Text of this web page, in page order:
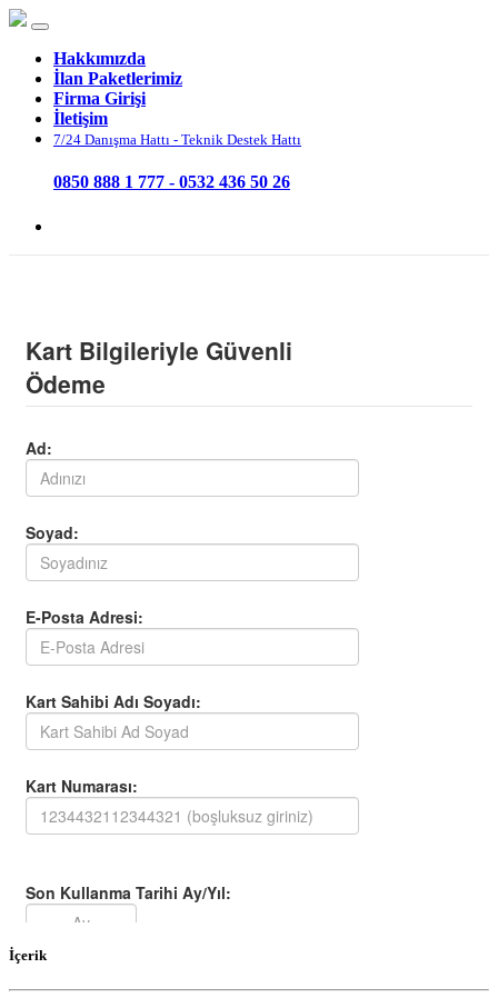
Hakkımızda
İlan Paketlerimiz
Firma Girişi
İletişim
7/24 Danışma Hattı - Teknik Destek Hattı
0850 888 1 777 - 0532 436 50 26
İçerik